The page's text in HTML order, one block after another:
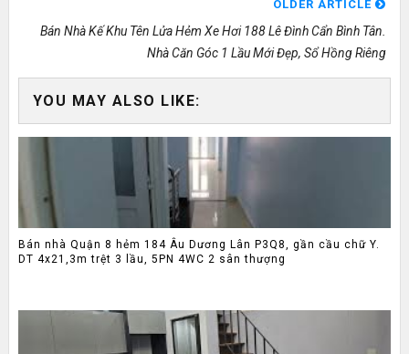
OLDER ARTICLE
Bán Nhà Kế Khu Tên Lửa Hẻm Xe Hơi 188 Lê Đình Cẩn Bình Tân.
Nhà Căn Góc 1 Lầu Mới Đẹp, Sổ Hồng Riêng
YOU MAY ALSO LIKE:
Bán nhà Quận 8 hẻm 184 Âu Dương Lân P3Q8, gần cầu chữ Y.
DT 4x21,3m trệt 3 lầu, 5PN 4WC 2 sân thượng